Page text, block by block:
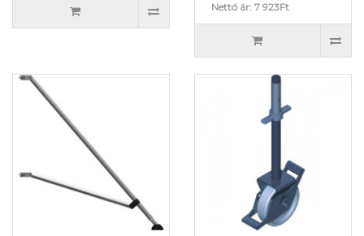
Nettó ár: 7 923Ft